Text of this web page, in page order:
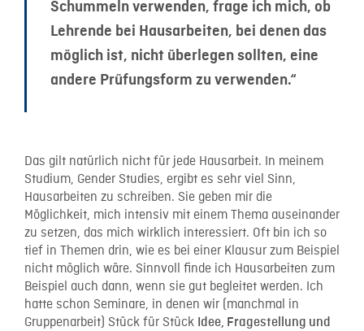
Schummeln verwenden, frage ich mich, ob
Lehrende bei Hausarbeiten, bei denen das
möglich ist, nicht überlegen sollten, eine
andere Prüfungsform zu verwenden.“
Das gilt natürlich nicht für jede Hausarbeit. In meinem
Studium, Gender Studies, ergibt es sehr viel Sinn,
Hausarbeiten zu schreiben. Sie geben mir die
Möglichkeit, mich intensiv mit einem Thema auseinander
zu setzen, das mich wirklich interessiert. Oft bin ich so
tief in Themen drin, wie es bei einer Klausur zum Beispiel
nicht möglich wäre. Sinnvoll finde ich Hausarbeiten zum
Beispiel auch dann, wenn sie gut begleitet werden. Ich
hatte schon Seminare, in denen wir (manchmal in
Gruppenarbeit) Stück für Stück Idee, Fragestellung und